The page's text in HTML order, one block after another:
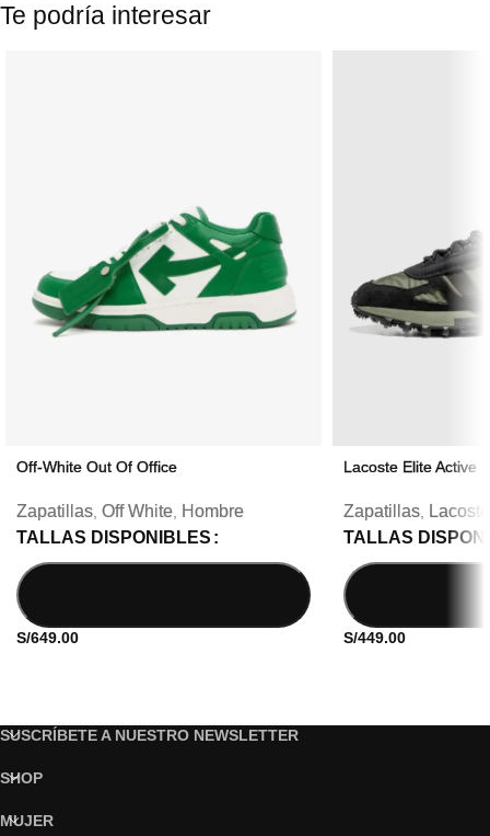
Te podría interesar
Off-White Out Of Office
Zapatillas Off White
Hombre
TALLAS DISPONIBLES
S/649.00
Lacoste Elite Active
Zapatillas, Lacoste
TALLAS
S/449.00
SUSCRÍBETE A NUESTRO NEWSLETTER
SHOP
MUJER